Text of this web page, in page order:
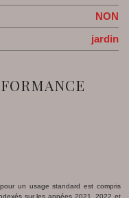
NON
jardin
un usage standard est compris
sur les années 2021, 2022 et